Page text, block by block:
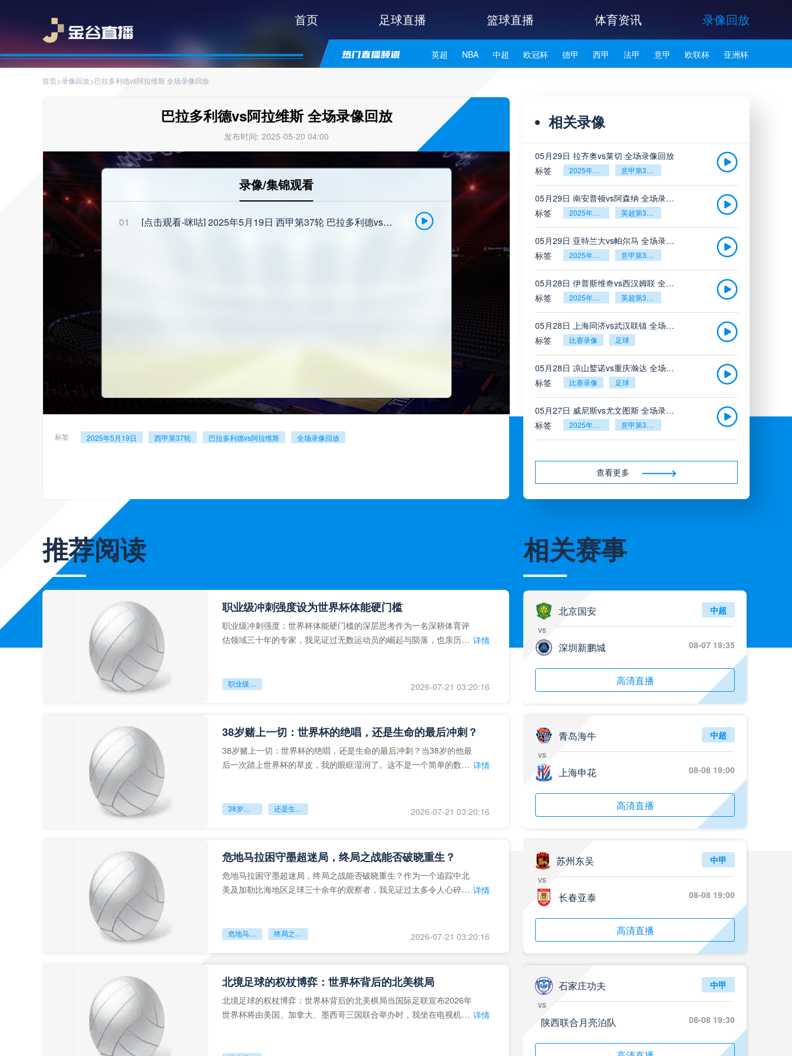
首页 足球直播 篮球直播 体育资讯 录像回放
英超 NBA 中超 欧冠杯 德甲 西甲 法甲 意甲 欧联杯 亚洲杯
首页>录像回放>巴拉多利德vs阿拉维斯 全场录像回放
巴拉多利德vs阿拉维斯 全场录像回放
发布时间: 2025-05-20 04:00
录像/集锦观看
01 [点击观看-咪咕] 2025年5月19日 西甲第37轮 巴拉多利德vs阿拉维斯 完整录像回放
标签 2025年5月19日 西甲第37轮 巴拉多利德vs阿拉维斯 全场录像回放
相关录像
05月29日 拉齐奥vs莱切 全场录像回放
标签
2025年5月26日 意甲第38轮
05月29日 南安普顿vs阿森纳 全场录像回放
标签
2025年5月26日 英超第38轮
05月29日 亚特兰大vs帕尔马 全场录像回放
标签
2025年5月26日 意甲第38轮
05月28日 伊普斯维奇vs西汉姆联 全场录像回放
标签
2025年5月26日 英超第38轮
05月28日 上海同济vs武汉联镇 全场录像
标签
比赛录像 足球
05月28日 凉山鹫诺vs重庆瀚达 全场录像
标签
比赛录像 足球
05月27日 威尼斯vs尤文图斯 全场录像回放
标签
2025年5月26日 意甲第38轮
标签
比赛录像 西甲
05月26日 AC米兰vs蒙扎全场录像回放
标签
亚女冠杯决赛
05月25日 全国游泳冠军赛女子50米蝶泳决赛 余依婷 全场录像回放
标签
05月24日 青岛红狮vs山东泰山 全场录像回放
足协杯第3轮
标签
05月24日 重庆铜梁龙vs河南 全场录像回放
标签
05月23日 苏州东吴vs上海海港 全场录像
上海海港
标签
05月23日 曼城vs伯恩茅斯 全场录像回放
标签
2025年5月21日
05月22日 石家庄功夫vs北京国安 全场录像
查看更多
推荐阅读
职业级冲刺强度设为世界杯体能硬门槛
职业级冲刺强度：世界杯体能硬门槛的深层思考作为一名深耕体育评
估领域三十年的专家，我见证过无数运动员的崛起与陨落，也亲历了 详情
职业级冲刺强度设为世界杯体能硬门槛 2026-07-21 03:20:16
38岁赌上一切：世界杯的绝唱，还是生命的最后冲刺？
38岁赌上一切：世界杯的绝唱，还是生命的最后冲刺？当38岁的他最
后一次踏上世界杯的草皮，我的眼眶湿润了。这不是一个简单的数
详情
38岁赌上一切：世界杯的绝唱 还是生命的最后冲刺？ 2026-07-21 03:20:16
危地马拉困守墨超迷局，终局之战能否破晓重生？
危地马拉困守墨超迷局，终局之战能否破晓重生？作为一个追踪中北
美及加勒比海地区足球三十余年的观察者，我见证过太多令人心碎的 详情
危地马拉困守墨超迷局 终局之战能否破晓重生？ 2026-07-21 03:20:16
北境足球的权杖博弈：世界杯背后的北美棋局
北境足球的权杖博弈：世界杯背后的北美棋局当国际足联宣布2026年
世界杯将由美国、加拿大、墨西哥三国联合举办时，我坐在电视机
详情
相关赛事
北京国安
vs
深圳新鹏城
中超
08-07 19:35
高清直播
青岛海牛
vs
上海申花
中超
08-08 19:00
高清直播
苏州东吴
vs
长春亚泰
中甲
08-08 19:00
高清直播
石家庄功夫
vs
陕西联合月亮泊队
中甲
08-08 19:30